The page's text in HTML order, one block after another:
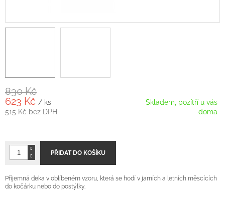
830 Kč
623 Kč / ks
515 Kč bez DPH
Skladem, pozítří u vás
doma
PŘIDAT DO KOŠÍKU
Příjemná deka v oblíbeném vzoru, která se hodí v jarních a letních měscících
do kočárku nebo do postýlky.